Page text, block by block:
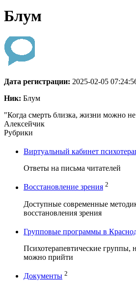
Блум
Дата регистрации: 2025-02-05
Ник: Блум
"Когда смерть близка, жизни можно
Алексейчик
Рубрики
Виртуальный кабинет
Ответы на письма читателей
Восстановление зрения 2
Доступные современные
восстановления зрения
Групповые программы в
Психотерапевтические группы,
можно прийти
Документы 2